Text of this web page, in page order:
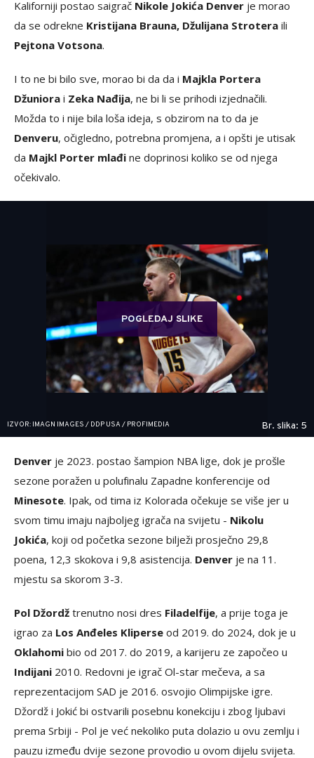
Kaliforniji postao saigrač Nikole Jokića Denver je morao
da se odrekne Kristijana Brauna, Džulijana Strotera ili
Pejtona Votsona.
I to ne bi bilo sve, morao bi da da i Majkla Portera
Džuniora i Zeka Nađija, ne bi li se prihodi izjednačili.
Možda to i nije bila loša ideja, s obzirom na to da je
Denveru, očigledno, potrebna promjena, a i opšti je utisak
da Majkl Porter mlađi ne doprinosi koliko se od njega
očekivalo.
POGLEDAJ SLIKE
IZVOR: IMAGN IMAGES / DDP USA / PROFIMEDIA Br. slika: 5
Denver je 2023. postao šampion NBA lige, dok je prošle
sezone poražen u polufinalu Zapadne konferencije od
Minesote. Ipak, od tima iz Kolorada očekuje se više jer u
svom timu imaju najboljeg igrača na svijetu - Nikolu
Jokića, koji od početka sezone bilježi prosječno 29,8
poena, 12,3 skokova i 9,8 asistencija. Denver je na 11.
mjestu sa skorom 3-3.
Pol Džordž trenutno nosi dres Filadelfije, a prije toga je
igrao za Los Anđeles Kliperse od 2019. do 2024, dok je u
Oklahomi bio od 2017. do 2019, a karijeru ze započeo u
Indijani 2010. Redovni je igrač Ol-star mečeva, a sa
reprezentacijom SAD je 2016. osvojio Olimpijske igre.
Džordž i Jokić bi ostvarili posebnu konekciju i zbog ljubavi
prema Srbiji - Pol je već nekoliko puta dolazio u ovu zemlju i
pauzu između dvije sezone provodio u ovom dijelu svijeta.